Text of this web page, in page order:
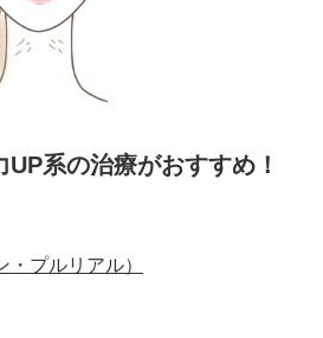
系の治療がおすすめ！
プルリアル）